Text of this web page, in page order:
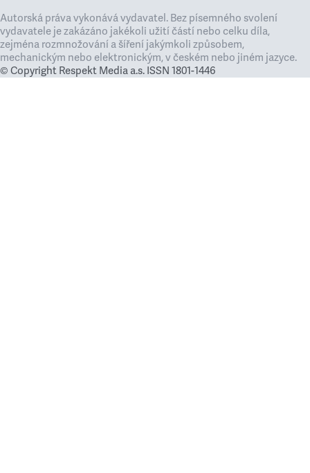
Autorská práva vykonává vydavatel. Bez písemného svolení
vydavatele je zakázáno jakékoli užití částí nebo celku díla,
zejména rozmnožování a šíření jakýmkoli způsobem,
mechanickým nebo elektronickým, v českém nebo jiném jazyce.
© Copyright Respekt Media a.s. ISSN 1801-1446